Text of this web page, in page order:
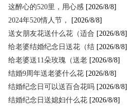
这醉心的520里，用心感 [2026/8/8]
2024年520情人节，
[2026/8/8]
送女朋友花送什么花（适合 [2026/8/8]
给老婆结婚纪念日送花（结 [2026/8/8]
给老婆送11朵玫瑰（送老 [2026/8/8]
结婚9周年送老婆什么花 [2026/8/8]
结婚纪念日可以送百合花吗 [2026/8/8]
结婚纪念日送媳妇什么花 [2026/8/8]